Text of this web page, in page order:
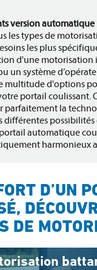
version automatique
les types de
les plus
d'une motorisation
un système
multitude d'options
portail coulissant.
parfaitement la
différentes possibilités
automatique
harmonieux
D’UN
DE